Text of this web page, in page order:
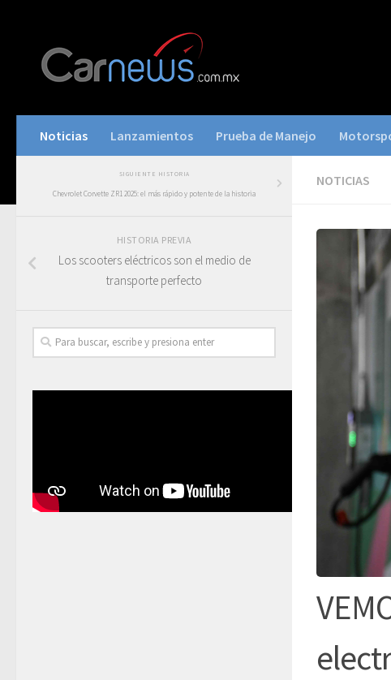
Noticias Lanzamientos Prueba de Manejo
NOTICIAS
SIGUIENTE HISTORIA
Chevrolet Corvette ZR1 2025: el más rápido y potente de la historia
HISTORIA PREVIA
Los scooters eléctricos son el medio de
transporte perfecto